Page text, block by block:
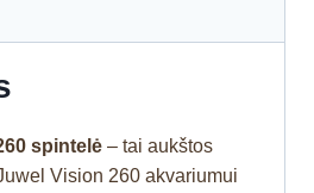
spintelė – tai aukštos
Vision 260 akvariumui